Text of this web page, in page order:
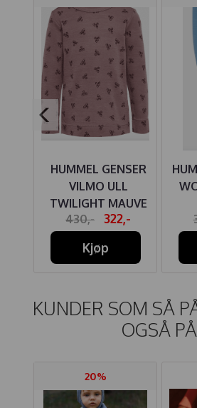
HUMMEL GENSER
VILMO ULL
TWILIGHT MAUVE
430,-
322,-
Kjøp
KUNDER SOM SÅ
OGSÅ PÅ
20%